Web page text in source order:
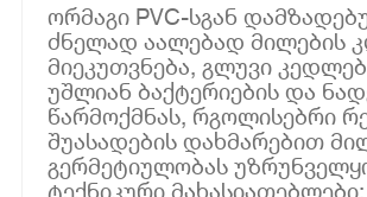
ორმაგი PVC-სგან
ძნელად აალებად მილების
მიეკუთვნება, გლუვი
უშლიან ბაქტერიების და
წარმოქმნას, რგოლისებრი
შუასადების დახმარებით
გერმეტიულობას
ტექნიკური მახასიათებლები: